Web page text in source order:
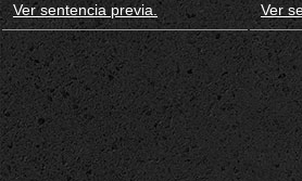
Ver sentencia previa. Ver